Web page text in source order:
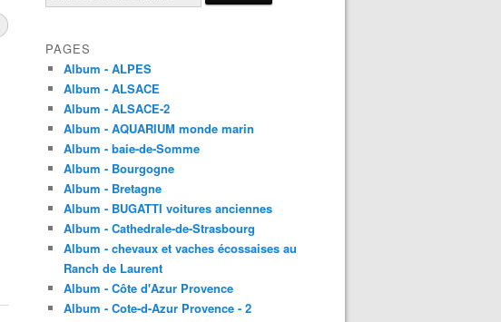
PAGES
Album - ALPES
Album - ALSACE
Album - ALSACE-2
Album - AQUARIUM monde marin
Album - baie-de-Somme
Album - Bourgogne
Album - Bretagne
Album - BUGATTI voitures anciennes
Album - Cathedrale-de-Strasbourg
Album - chevaux et vaches écossaises au
Ranch de Laurent
Album - Côte d'Azur Provence
Album - Cote-d-Azur Provence - 2